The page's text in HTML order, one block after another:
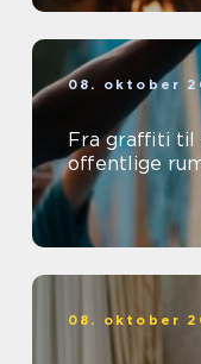
08. oktober
Fra graffiti til
offentlige
08. oktober